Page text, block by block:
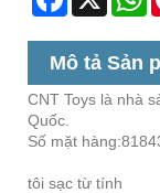
Mô tả Sản
CNT Toys là nhà
Quốc.
Số mặt
tôi sạc từ tính